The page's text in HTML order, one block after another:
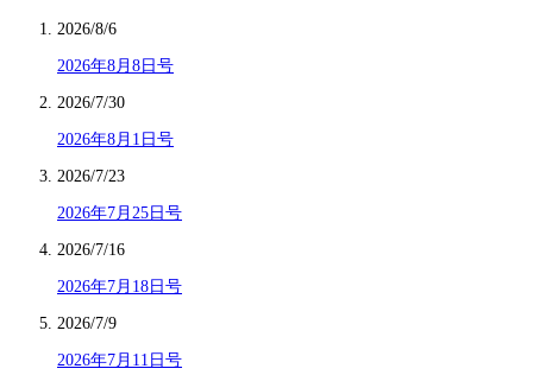
2026/8/6
2026年8月8日号
2026/7/30
2026年8月1日号
2026/7/23
2026年7月25日号
2026/7/16
2026年7月18日号
2026/7/9
2026年7月11日号